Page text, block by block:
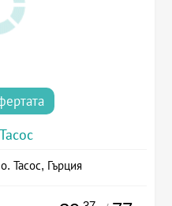
Тасос, Гърция